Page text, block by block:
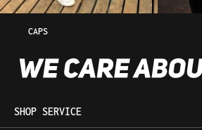
CAPS
SHOP SERVICE